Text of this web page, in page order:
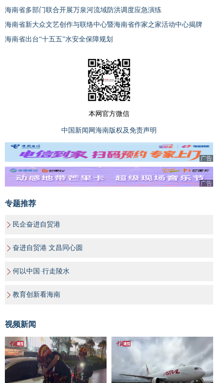
海南省多部门联合开展万泉河流域防洪调度应急演练
海南省新大众文艺创作与联络中心暨海南省作家之家活动中心揭牌
海南省出台“十五五”水安全保障规划
本网官方微信
中国新闻网海南版权及免责声明
广告
广告
专题推荐
民企奋进自贸港
奋进自贸港 文昌同心圆
何以中国·行走陵水
教育创新看海南
视频新闻